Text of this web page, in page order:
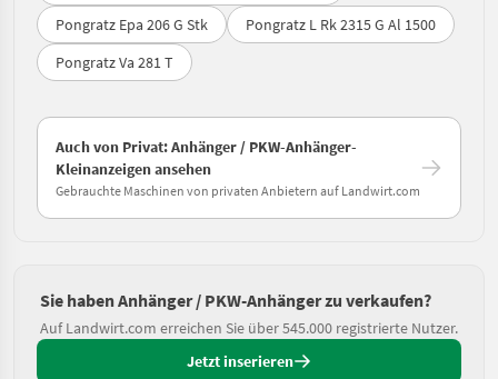
Pongratz Epa 206 G Stk
Pongratz L Rk 2315 G Al 1500
Pongratz Va 281 T
Auch von Privat: Anhänger / PKW-Anhänger-
Kleinanzeigen ansehen
Gebrauchte Maschinen von privaten Anbietern auf Landwirt.com
Sie haben Anhänger / PKW-Anhänger zu verkaufen?
Auf Landwirt.com erreichen Sie über 545.000 registrierte Nutzer.
Jetzt inserieren